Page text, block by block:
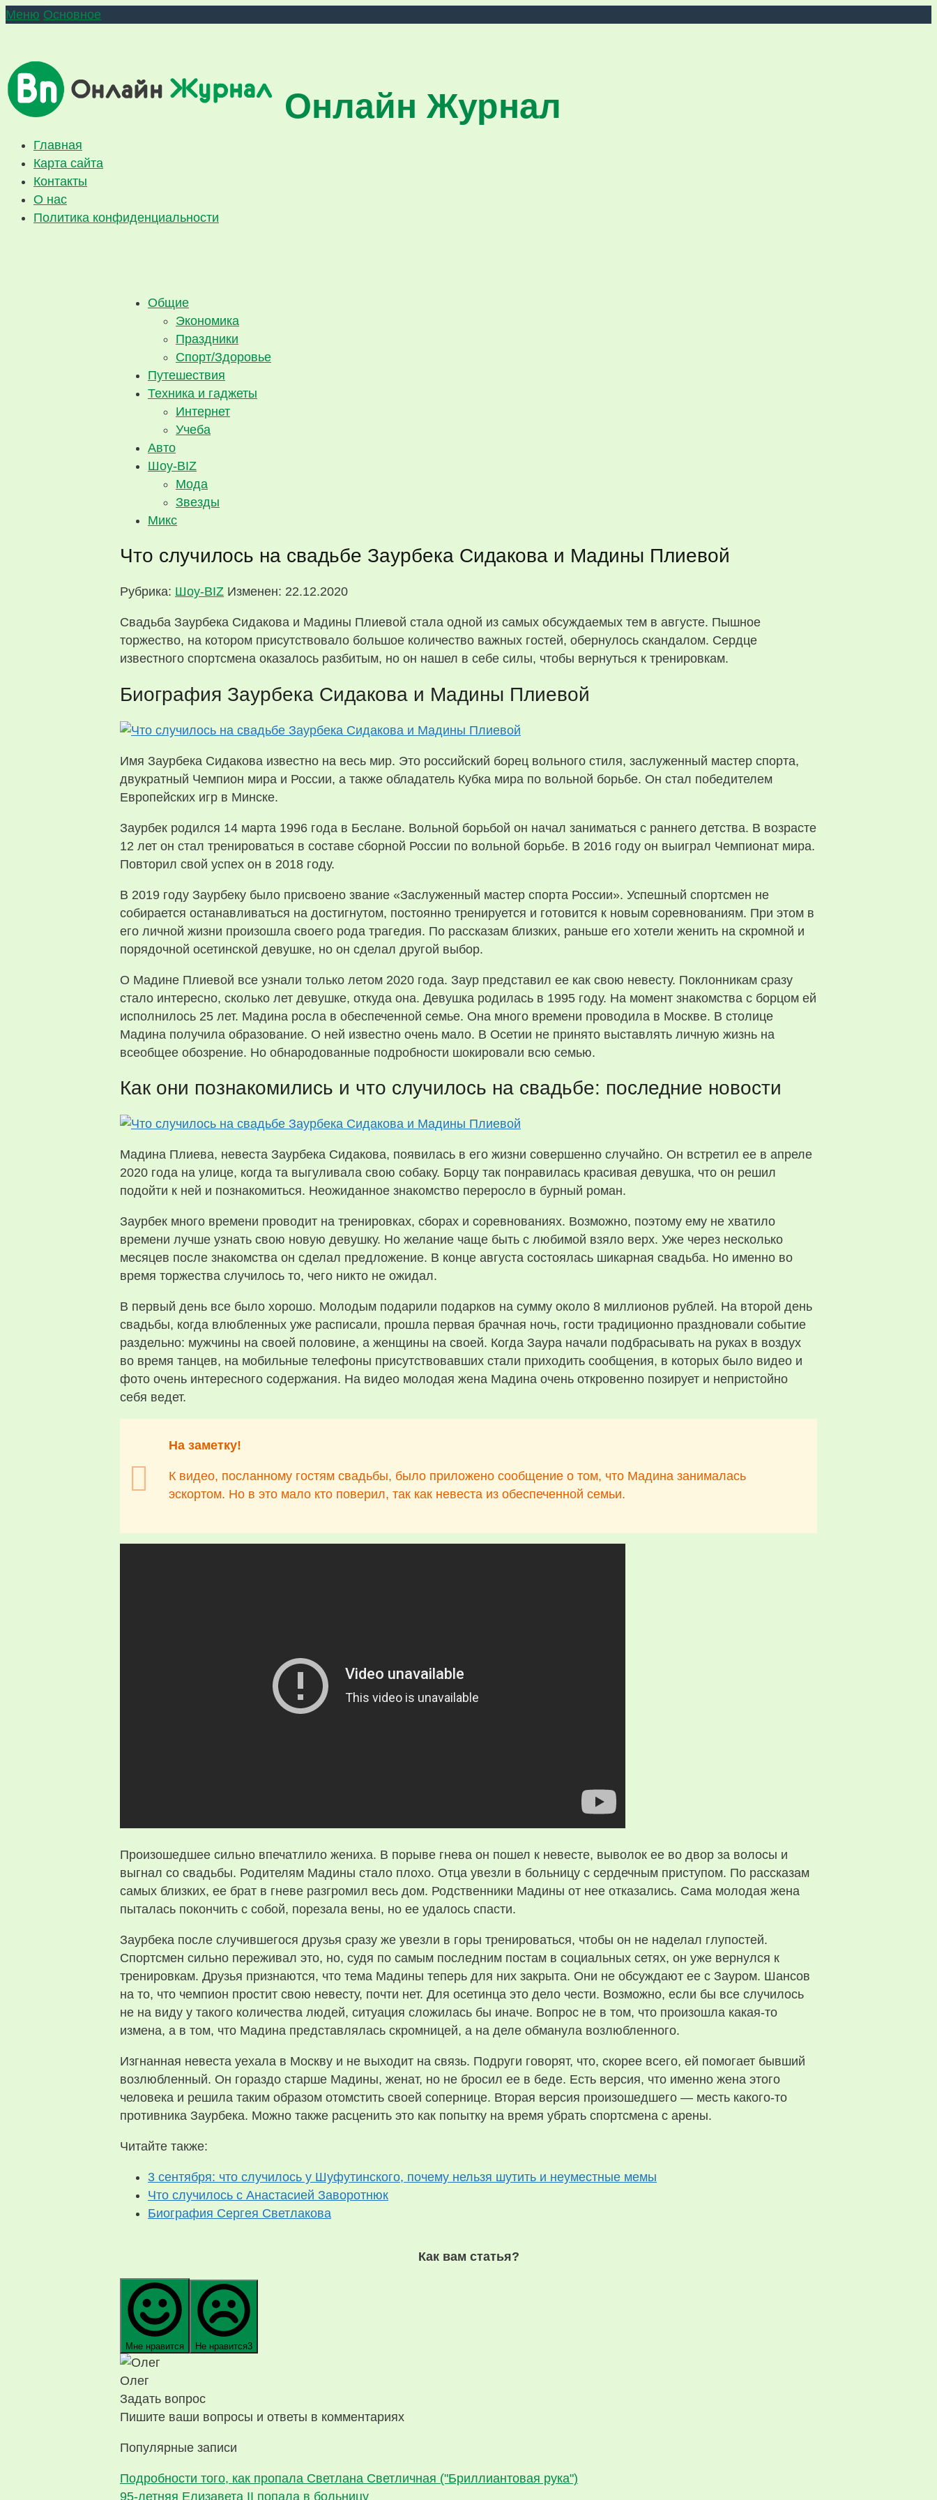
Меню Основное
Онлайн Журнал
Главная
Карта сайта
Контакты
О нас
Политика конфиденциальности
Общие
Экономика
Праздники
Спорт/Здоровье
Путешествия
Техника и гаджеты
Интернет
Учеба
Авто
Шоу-BIZ
Мода
Звезды
Микс
Что случилось на свадьбе Заурбека Сидакова и Мадины Плиевой
Рубрика: Шоу-BIZ Изменен: 22.12.2020
Свадьба Заурбека Сидакова и Мадины Плиевой стала одной из самых обсуждаемых тем в августе. Пышное
торжество, на котором присутствовало большое количество важных гостей, обернулось скандалом. Сердце
известного спортсмена оказалось разбитым, но он нашел в себе силы, чтобы вернуться к тренировкам.
Биография Заурбека Сидакова и Мадины Плиевой
Имя Заурбека Сидакова известно на весь мир. Это российский борец вольного стиля, заслуженный мастер спорта,
двукратный Чемпион мира и России, а также обладатель Кубка мира по вольной борьбе. Он стал победителем
Европейских игр в Минске.
Заурбек родился 14 марта 1996 года в Беслане. Вольной борьбой он начал заниматься с раннего детства. В возрасте
12 лет он стал тренироваться в составе сборной России по вольной борьбе. В 2016 году он выиграл Чемпионат мира.
Повторил свой успех он в 2018 году.
В 2019 году Заурбеку было присвоено звание «Заслуженный мастер спорта России». Успешный спортсмен не
собирается останавливаться на достигнутом, постоянно тренируется и готовится к новым соревнованиям. При этом в
его личной жизни произошла своего рода трагедия. По рассказам близких, раньше его хотели женить на скромной и
порядочной осетинской девушке, но он сделал другой выбор.
О Мадине Плиевой все узнали только летом 2020 года. Заур представил ее как свою невесту. Поклонникам сразу
стало интересно, сколько лет девушке, откуда она. Девушка родилась в 1995 году. На момент знакомства с борцом ей
исполнилось 25 лет. Мадина росла в обеспеченной семье. Она много времени проводила в Москве. В столице
Мадина получила образование. О ней известно очень мало. В Осетии не принято выставлять личную жизнь на
всеобщее обозрение. Но обнародованные подробности шокировали всю семью.
Как они познакомились и что случилось на свадьбе: последние новости
Мадина Плиева, невеста Заурбека Сидакова, появилась в его жизни совершенно случайно. Он встретил ее в апреле
2020 года на улице, когда та выгуливала свою собаку. Борцу так понравилась красивая девушка, что он решил
подойти к ней и познакомиться. Неожиданное знакомство переросло в бурный роман.
Заурбек много времени проводит на тренировках, сборах и соревнованиях. Возможно, поэтому ему не хватило
времени лучше узнать свою новую девушку. Но желание чаще быть с любимой взяло верх. Уже через несколько
месяцев после знакомства он сделал предложение. В конце августа состоялась шикарная свадьба. Но именно во
время торжества случилось то, чего никто не ожидал.
В первый день все было хорошо. Молодым подарили подарков на сумму около 8 миллионов рублей. На второй день
свадьбы, когда влюбленных уже расписали, прошла первая брачная ночь, гости традиционно праздновали событие
раздельно: мужчины на своей половине, а женщины на своей. Когда Заура начали подбрасывать на руках в воздух
во время танцев, на мобильные телефоны присутствовавших стали приходить сообщения, в которых было видео и
фото очень интересного содержания. На видео молодая жена Мадина очень откровенно позирует и непристойно
себя ведет.
На заметку!
К видео, посланному гостям свадьбы, было приложено сообщение о том, что Мадина занималась
эскортом. Но в это мало кто поверил, так как невеста из обеспеченной семьи.
Произошедшее сильно впечатлило жениха. В порыве гнева он пошел к невесте, выволок ее во двор за волосы и
выгнал со свадьбы. Родителям Мадины стало плохо. Отца увезли в больницу с сердечным приступом. По рассказам
самых близких, ее брат в гневе разгромил весь дом. Родственники Мадины от нее отказались. Сама молодая жена
пыталась покончить с собой, порезала вены, но ее удалось спасти.
Заурбека после случившегося друзья сразу же увезли в горы тренироваться, чтобы он не наделал глупостей.
Спортсмен сильно переживал это, но, судя по самым последним постам в социальных сетях, он уже вернулся к
тренировкам. Друзья признаются, что тема Мадины теперь для них закрыта. Они не обсуждают ее с Зауром. Шансов
на то, что чемпион простит свою невесту, почти нет. Для осетинца это дело чести. Возможно, если бы все случилось
не на виду у такого количества людей, ситуация сложилась бы иначе. Вопрос не в том, что произошла какая-то
измена, а в том, что Мадина представлялась скромницей, а на деле обманула возлюбленного.
Изгнанная невеста уехала в Москву и не выходит на связь. Подруги говорят, что, скорее всего, ей помогает бывший
возлюбленный. Он гораздо старше Мадины, женат, но не бросил ее в беде. Есть версия, что именно жена этого
человека и решила таким образом отомстить своей сопернице. Вторая версия произошедшего — месть какого-то
противника Заурбека. Можно также расценить это как попытку на время убрать спортсмена с арены.
Читайте также:
3 сентября: что случилось у Шуфутинского, почему нельзя шутить и неуместные мемы
Что случилось с Анастасией Заворотнюк
Биография Сергея Светлакова
Как вам статья?
Мне нравится Не нравится3
Олег
Задать вопрос
Пишите ваши вопросы и ответы в комментариях
Популярные записи
Подробности того, как пропала Светлана Светличная ("Бриллиантовая рука")
95-летняя Елизавета II попала в больницу